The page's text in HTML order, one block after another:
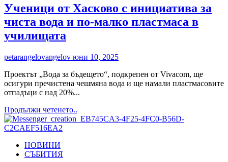
Балканите
с
„Zega“
хит
лятото
Ученици от Хасково с инициатива за
чиста вода и по-малко пластмаса в
училищата
petarangelovangelov юни 10, 2025
Проектът „Вода за бъдещето“, подкрепен от Vivacom, ще
осигури пречистена чешмяна вода и ще намали пластмасовите
отпадъци с над 20%...
Продължи четенето..
more
НОВИНИ
СЪБИТИЯ